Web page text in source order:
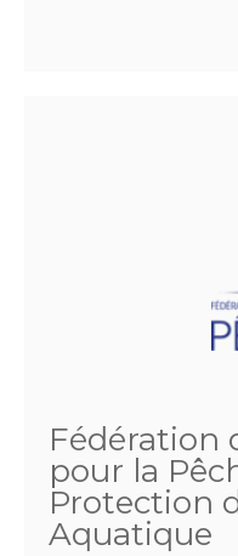
Fédération
pour la
Protection
Aquatique